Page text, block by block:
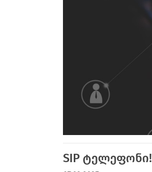
SIP ტელეფონი!